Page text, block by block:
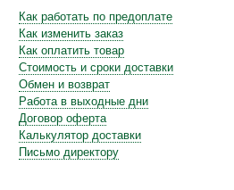
Как работать по предоплате
Как изменить заказ
Как оплатить товар
Стоимость и сроки доставки
Обмен и возврат
Работа в выходные дни
Договор оферта
Калькулятор доставки
Письмо директору